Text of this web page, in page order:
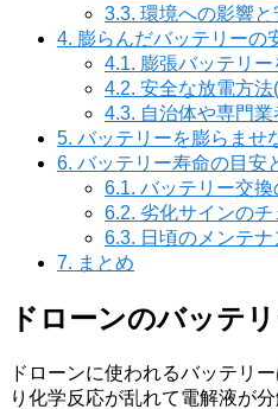
3.3. 環境への影響と
4. 膨らんだバッテリーの
4.1. 膨張バッテリ
4.2. 安全な放電方法
4.3. 自治体や専門
5. バッテリーを膨らませ
6. バッテリー寿命の目安
6.1. バッテリー交
6.2. 劣化サインのチ
6.3. 日頃のメンテ
7. まとめ
ドローンのバッテ
ドローンに使われるバッテリ
り化学反応が乱れて電解液が